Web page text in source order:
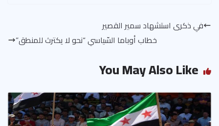
في ذكرى استشهاد سمير القصير
خطاب أوباما السّياسي “نحو لا يكترث للمنطق”
You May Also Like